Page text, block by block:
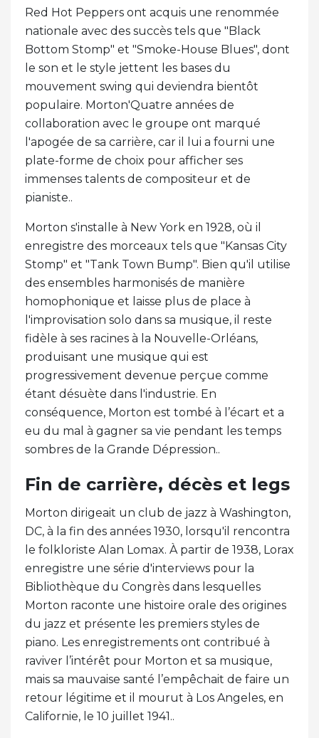
Red Hot Peppers ont acquis une renommée
nationale avec des succès tels que "Black
Bottom Stomp" et "Smoke-House Blues", dont
le son et le style jettent les bases du
mouvement swing qui deviendra bientôt
populaire. Morton'Quatre années de
collaboration avec le groupe ont marqué
l'apogée de sa carrière, car il lui a fourni une
plate-forme de choix pour afficher ses
immenses talents de compositeur et de
pianiste..
Morton s'installe à New York en 1928, où il
enregistre des morceaux tels que "Kansas City
Stomp" et "Tank Town Bump". Bien qu'il utilise
des ensembles harmonisés de manière
homophonique et laisse plus de place à
l'improvisation solo dans sa musique, il reste
fidèle à ses racines à la Nouvelle-Orléans,
produisant une musique qui est
progressivement devenue perçue comme
étant désuète dans l'industrie. En
conséquence, Morton est tombé à l’écart et a
eu du mal à gagner sa vie pendant les temps
sombres de la Grande Dépression..
Fin de carrière, décès et legs
Morton dirigeait un club de jazz à Washington,
DC, à la fin des années 1930, lorsqu'il rencontra
le folkloriste Alan Lomax. À partir de 1938, Lorax
enregistre une série d'interviews pour la
Bibliothèque du Congrès dans lesquelles
Morton raconte une histoire orale des origines
du jazz et présente les premiers styles de
piano. Les enregistrements ont contribué à
raviver l’intérêt pour Morton et sa musique,
mais sa mauvaise santé l’empêchait de faire un
retour légitime et il mourut à Los Angeles, en
Californie, le 10 juillet 1941..